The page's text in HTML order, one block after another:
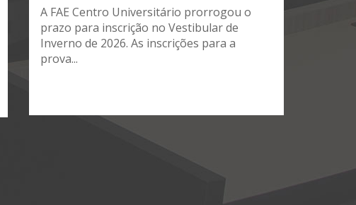
A FAE Centro Universitário prorrogou o
prazo para inscrição no Vestibular de
Inverno de 2026. As inscrições para a
prova...